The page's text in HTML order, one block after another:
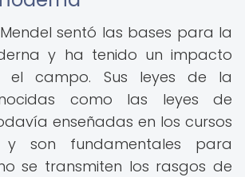
sentó las bases para la
y ha tenido un impacto
el campo. Sus leyes de la
como las leyes de
enseñadas en los cursos
son fundamentales para
se transmiten los rasgos de